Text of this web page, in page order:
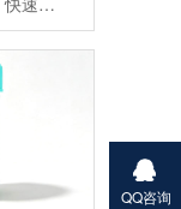
QQ咨询